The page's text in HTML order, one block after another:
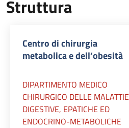
Struttura
Centro di chirurgia
metabolica e dell’obesità
DIPARTIMENTO MEDICO
CHIRURGICO DELLE MALATTIE
DIGESTIVE, EPATICHE ED
ENDOCRINO-METABOLICHE